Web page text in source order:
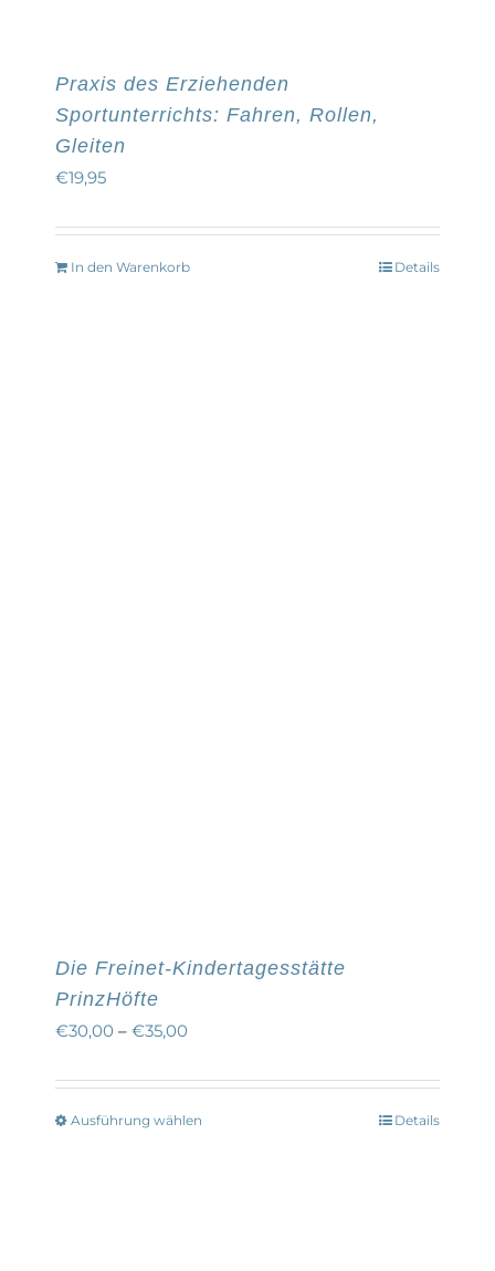
Praxis des Erziehenden
Sportunterrichts: Fahren, Rollen,
Gleiten
€19,95
In den Warenkorb Details
Die Freinet-Kindertagesstätte
PrinzHöfte
€30,00 – €35,00
Ausführung wählen Details